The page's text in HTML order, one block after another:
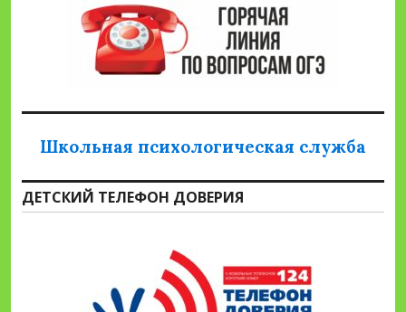
Школьная психологическая служба
ДЕТСКИЙ ТЕЛЕФОН ДОВЕРИЯ